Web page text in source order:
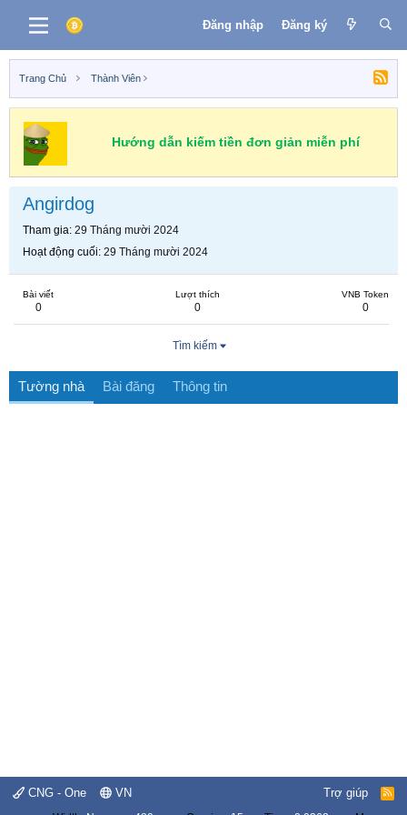
Đăng nhập Đăng ký
Trang Chủ Thành Viên
Hướng dẫn kiếm tiền đơn giản miễn phí
Angirdog
Tham gia 29 Tháng mười 2024
Hoạt động cuối 29 Tháng mười 2024
Bài viết
0
Lượt thích
0
VNB Token
0
Tìm kiếm
Tường nhà Bài đăng Thông tin
CNG - One VN Trợ giúp
R